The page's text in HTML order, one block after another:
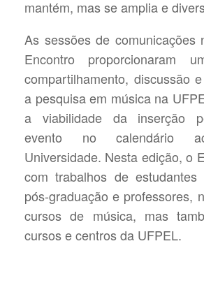
mantém, mas se amplia e
As sessões de comunicações
Encontro proporcionaram
compartilhamento, discussão
a pesquisa em música na
a viabilidade da inserção
evento no calendário
Universidade. Nesta edição, o
com trabalhos de estudantes
pós-graduação e professores,
cursos de música, mas
cursos e centros da UFPEL.